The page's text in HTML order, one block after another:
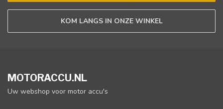
KOM LANGS IN ONZE WINKEL
MOTORACCU.NL
Uw webshop voor motor accu's